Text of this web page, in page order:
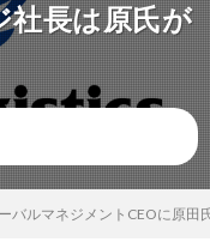
社長は原氏が
バルマネジメントCEOに原田